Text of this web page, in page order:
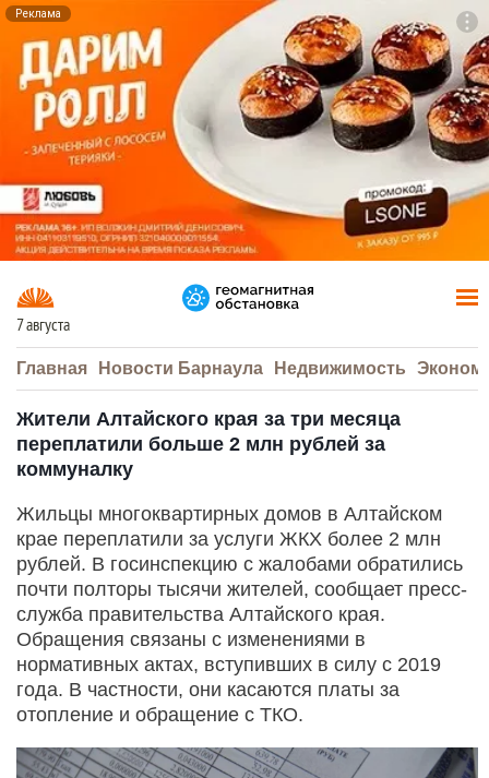
Реклама
7 августа
Главная Новости Барнаула Недвижимость
Жители Алтайского края за три месяца
переплатили больше 2 млн рублей за
коммуналку
Жильцы многоквартирных домов в Алтайском
крае переплатили за услуги ЖКХ более 2 млн
рублей. В госинспекцию с жалобами обратились
почти полторы тысячи жителей, сообщает пресс-
служба правительства Алтайского края.
Обращения связаны с изменениями в
нормативных актах, вступивших в силу с 2019
года. В частности, они касаются платы за
отопление и обращение с ТКО.